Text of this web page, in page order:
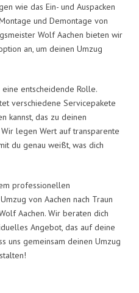
wie das Ein- und Auspacken
und Demontage von
Wolf Aachen bieten wir
an, um deinen Umzug
entscheidende Rolle.
verschiedene Servicepakete
kannst, das zu deinen
legen Wert auf transparente
du genau weißt, was dich
professionellen
von Aachen nach Traun
Aachen. Wir beraten dich
Angebot, das auf deine
uns gemeinsam deinen Umzug